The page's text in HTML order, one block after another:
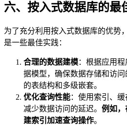
六、按入式数据库的最
为了充分利用按入式数据库的优势
是一些最佳实践：
合理的数据建模：根据应用
据模型，确保数据存储和访
的表结构和多级嵌套。
优化查询性能：使用索引、缓
减少数据访问的延迟。 例如，
建索引加速查询操作。